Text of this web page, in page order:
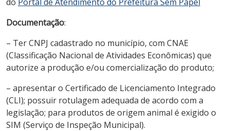
Documentação:
– Ter CNPJ cadastrado no município, com CNAE
(Classificação Nacional de Atividades Econômicas) que
autorize a produção e/ou comercialização do produto;
– apresentar o Certificado de Licenciamento Integrado
(CLI); possuir rotulagem adequada de acordo com a
legislação; para produtos de origem animal é exigido o
SIM (Serviço de Inspeção Municipal).